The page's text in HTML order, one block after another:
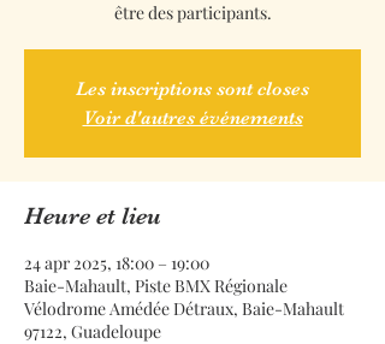
être des participants.
Les inscriptions sont closes
Voir d'autres événements
Heure et lieu
24 apr 2025, 18:00 – 19:00
Baie-Mahault, Piste BMX Régionale
Vélodrome Amédée Détraux, Baie-Mahault
97122, Guadeloupe